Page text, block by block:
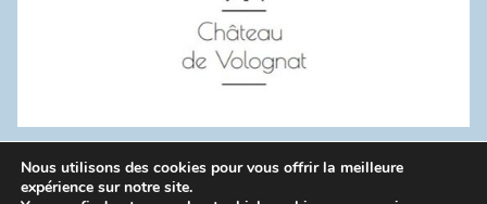
WordPress Theme: Donovan by ThemeZee.
Nous utilisons des cookies pour vous offrir la meilleure
expérience sur notre site.